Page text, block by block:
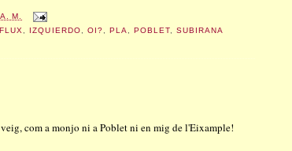
M.
FLUX, IZQUIERDO, OI?, PLA, POBLET, SUBIRANA
com a monjo ni a Poblet ni en mig de l'Eixample!